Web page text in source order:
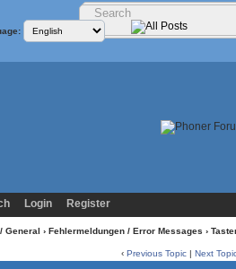
Login Register
General › Fehlermeldungen / Error Messages ›
‹ Previous Topic | Next